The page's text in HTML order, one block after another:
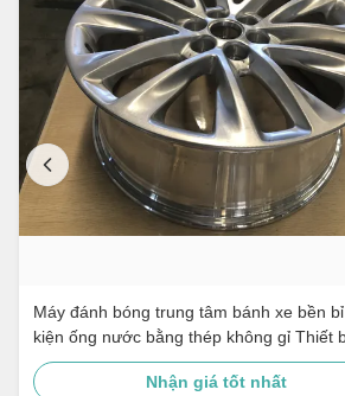
Máy đánh bóng trung tâm bánh xe bền
kiện ống nước bằng thép không gỉ Thiết
bóng cho phụ tùng ô tô
Nhận giá tốt nhất